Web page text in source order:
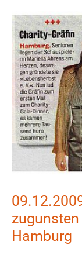
Show larger
zugunsten
Hamburg